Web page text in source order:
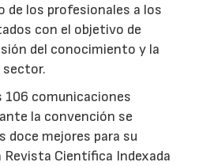
de los profesionales a los
con el objetivo de
del conocimiento y la
sector.
106 comunicaciones
la convención se
doce mejores para su
Revista Científica Indexada